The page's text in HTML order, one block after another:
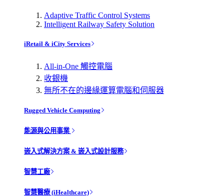
Adaptive Traffic Control Systems
Intelligent Railway Safety Solution
iRetail & iCity Services
All-in-One 觸控電腦
收銀機
無所不在的邊緣運算電腦和伺服器
Rugged Vehicle Computing
能源與公用事業
嵌入式解決方案 & 嵌入式設計服務
智慧工廠
智慧醫療 (iHealthcare)